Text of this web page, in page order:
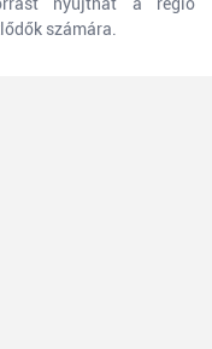
számára.